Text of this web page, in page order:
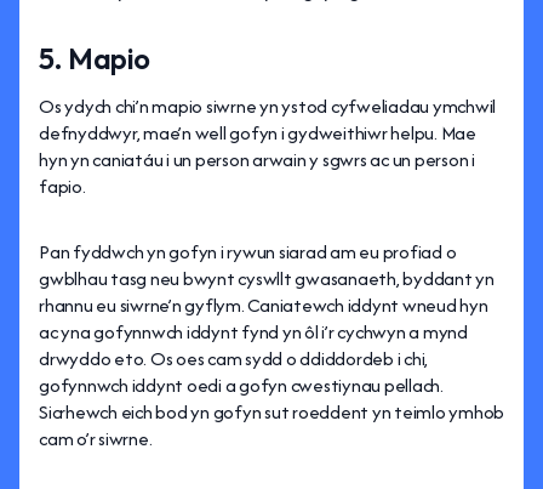
5. Mapio
Os ydych chi’n mapio siwrne yn ystod cyfweliadau ymchwil
defnyddwyr, mae’n well gofyn i gydweithiwr helpu. Mae
hyn yn caniatáu i un person arwain y sgwrs ac un person i
fapio.
Pan fyddwch yn gofyn i rywun siarad am eu profiad o
gwblhau tasg neu bwynt cyswllt gwasanaeth, byddant yn
rhannu eu siwrne’n gyflym. Caniatewch iddynt wneud hyn
ac yna gofynnwch iddynt fynd yn ôl i’r cychwyn a mynd
drwyddo eto. Os oes cam sydd o ddiddordeb i chi,
gofynnwch iddynt oedi a gofyn cwestiynau pellach.
Sicrhewch eich bod yn gofyn sut roeddent yn teimlo ymhob
cam o’r siwrne.